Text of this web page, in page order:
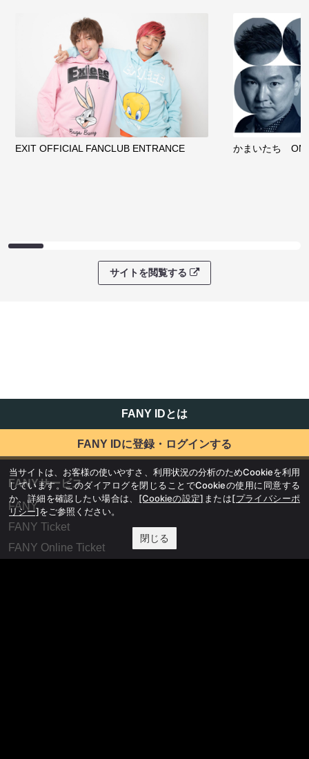
EXIT OFFICIAL FANCLUB ENTRANCE かまいたち
サイトを閲覧する
FANY IDとは
FANY IDに登録・ログインする
FANYサービス
FANY
FANY Ticket
FANY Online Ticket
当サイトは、お客様の使いやすさ、利用状況の分析のためCookieを利用
しています。このダイアログを閉じることでCookieの使用に同意する
か、詳細を確認したい場合は、 [Cookieの設定] または[プライバシーポ
リシー]をご参照ください。
閉じる